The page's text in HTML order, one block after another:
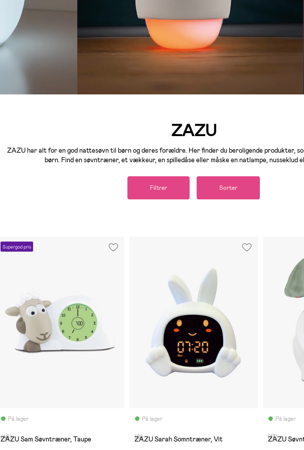
ZAZU
ZAZU har alt for en god nattesøvn til børn og deres forældre. Her finder du beroligende produkter,
børn. Find en søvntræner, et vækkeur, en spilledåse eller måske en natlampe, nusseklud
Filtrer Sorter
Supergod pris
På lager
(45)
ZAZU Sam Søvntræner, Taupe
På lager
(0)
ZAZU Sarah Somntræner, Vit
På lager
(17)
ZAZU